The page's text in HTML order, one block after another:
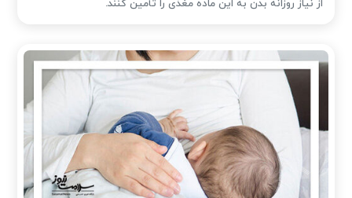
از نیاز روزانه بدن به این ماده مغذی را تأمین کنند.